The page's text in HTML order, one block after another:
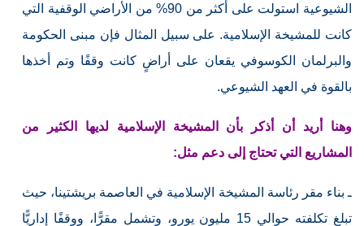
الشيوعية استولت على أكثر من 90% من الأراضي الوقفية التي
كانت للمشيخة الإسلامية. على سبيل المثال فإن مبنى الحكومة
والبرلمان الكوسوفي يقعان على أراضٍ كانت وقفًا وتم أخذها
بالقوة في العهد الشيوعي.
وهنا أريد أن أذكر بأن المشيخة الإسلامية لديها الكثير من
المشاريع التي تحتاج إلى دعم مثل:
ـ بناء مقر رئاسة المشيخة الإسلامية في العاصمة بريشتينا، حيث
تبلغ تكلفته حوالي 15 مليون يورو، وتشمل مقرًّا، ووقفًا إداريًّا